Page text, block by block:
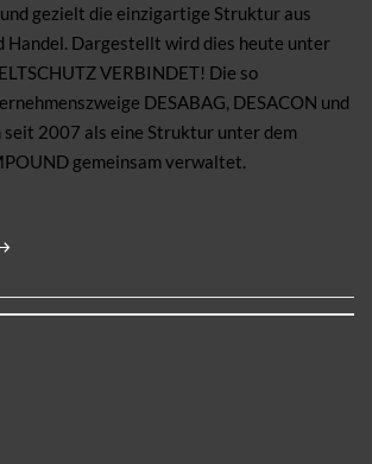
gezielt die einzigartige Struktur aus
Handel. Dargestellt wird dies heute unter
VERBINDET! Die so
DESABAG, DESACON und
seit 2007 als eine Struktur unter dem
gemeinsam verwaltet.